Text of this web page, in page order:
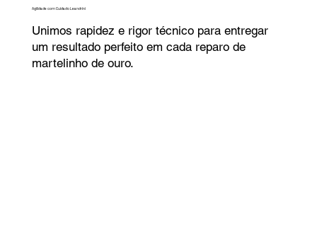
Agilidade com Cuidado Leandrini
Unimos rapidez e rigor técnico para entregar
um resultado perfeito em cada reparo de
martelinho de ouro.